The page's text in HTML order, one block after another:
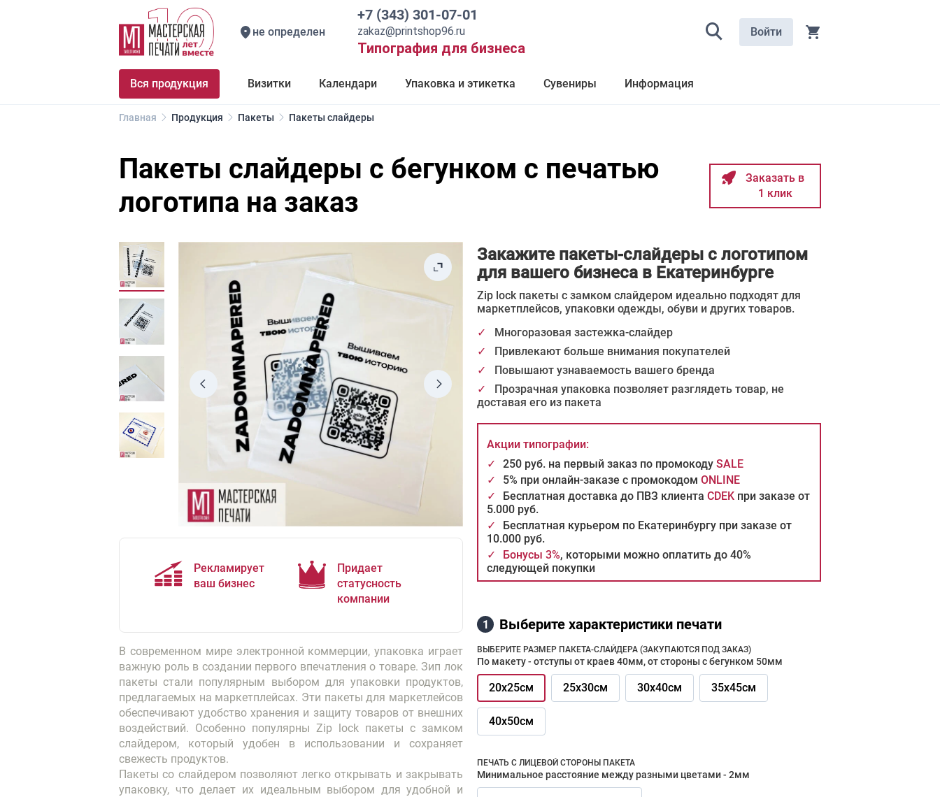
не определен
+7 (343) 301-07-01
zakaz@printshop96.ru
Типография для бизнеса
Войти
Вся продукция Визитки Календари Упаковка и этикетка Сувениры Информация
Главная Продукция Пакеты Пакеты слайдеры
Пакеты слайдеры с бегунком с печатью
логотипа на заказ
Заказать в
1 клик
Рекламирует
ваш бизнес
Придает
статусность
компании
В современном мире электронной коммерции, упаковка играет
важную роль в создании первого впечатления о товаре. Зип лок
пакеты стали популярным выбором для упаковки продуктов,
предлагаемых на маркетплейсах. Эти пакеты для маркетлейсов
обеспечивают удобство хранения и защиту товаров от внешних
воздействий. Особенно популярны Zip lock пакеты с замком
слайдером, который удобен в использовании и сохраняет
Пакеты со слайдером позволяют легко открывать и закрывать
упаковку, что делает их идеальным выбором для удобной и
Закажите пакеты-слайдеры с логотипом
для вашего бизнеса в Екатеринбурге
Zip lock пакеты с замком слайдером идеально подходят для
маркетплейсов, упаковки одежды, обуви и других товаров.
✓
Многоразовая застежка-слайдер
✓
Привлекают больше внимания покупателей
✓
Повышают узнаваемость вашего бренда
✓
Прозрачная упаковка позволяет разглядеть товар, не
доставая его из пакета
Акции типографии:
✓
250 руб. на первый заказ по промокоду SALE
✓
5% при онлайн-заказе с промокодом ONLINE
✓
Бесплатная доставка до ПВЗ клиента CDEK при заказе от
5.000 руб.
✓
Бесплатная курьером по Екатеринбургу при заказе от
10.000 руб.
✓
Бонусы 3%, которыми можно оплатить до 40%
следующей покупки
1 Выберите характеристики печати
ВЫБЕРИТЕ РАЗМЕР ПАКЕТА-СЛАЙДЕРА (ЗАКУПАЮТСЯ ПОД ЗАКАЗ)
По макету - отступы от краев 40мм, от стороны с бегунком 50мм
20х25см 25х30см 30х40см 35х45см
40х50см
ПЕЧАТЬ С ЛИЦЕВОЙ СТОРОНЫ ПАКЕТА
Минимальное расстояние между разными цветами - 2мм